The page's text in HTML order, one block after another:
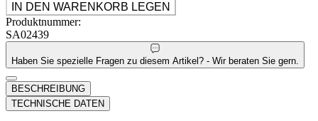
IN DEN WARENKORB LEGEN
Produktnummer:
SA02439
Haben Sie spezielle Fragen zu diesem Artikel? - Wir beraten Sie gern.
BESCHREIBUNG
TECHNISCHE DATEN